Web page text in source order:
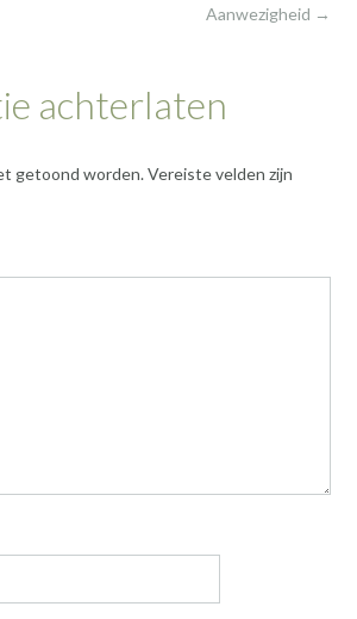
Aanwezigheid →
achterlaten
getoond worden.Vereiste velden zijn